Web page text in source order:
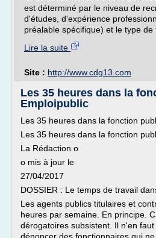
est déterminé par le niveau de
d'études, d'expérience
préalable spécifique) et le type de
Lire la suite
Site : http://www.cdg13.com
Les 35 heures dans la
Emploipublic
Les 35 heures dans la fonction
Les 35 heures dans la fonction
La Rédaction o
o mis à jour le
27/04/2017
DOSSIER : Le temps de travail
Les agents publics titulaires et
heures par semaine. En principe.
dérogatoires subsistent. Il n'en